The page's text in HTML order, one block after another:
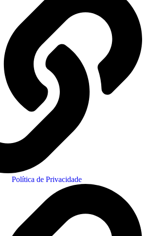
Política de Privacidade